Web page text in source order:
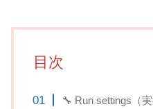
目次
🔧 Run settings（実